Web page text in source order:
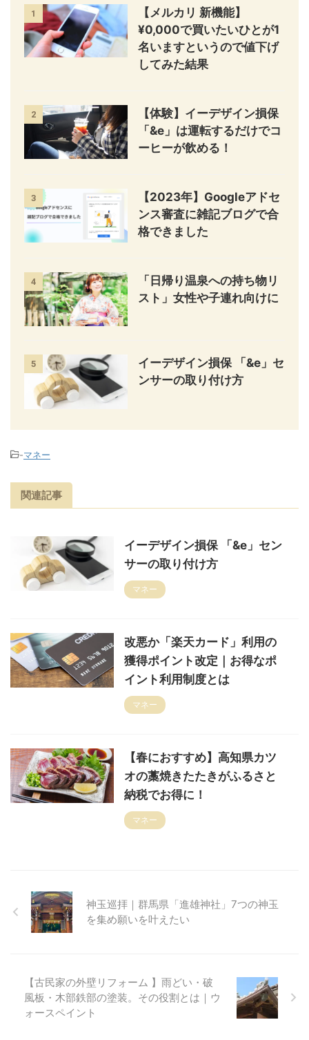
1
【メルカリ 新機能】
¥0,000で買いたいひとが1
名いますというので値下げ
してみた結果
2
【体験】イーデザイン損保
「&e」は運転するだけでコ
ーヒーが飲める！
3
【2023年】Googleアドセ
ンス審査に雑記ブログで合
格できました
4
「日帰り温泉への持ち物リ
スト」女性や子連れ向けに
5
イーデザイン損保 「&e」セ
ンサーの取り付け方
-マネー
関連記事
イーデザイン損保 「&e」セン
サーの取り付け方
マネー
改悪か「楽天カード」利用の
獲得ポイント改定｜お得なポ
イント利用制度とは
マネー
【春におすすめ】高知県カツ
オの藁焼きたたきがふるさと
納税でお得に！
マネー
神玉巡拝｜群馬県「進雄神社」7つの神玉
を集め願いを叶えたい
【古民家の外壁リフォーム 】雨どい・破
風板・木部鉄部の塗装。その役割とは｜ウ
ォースペイント